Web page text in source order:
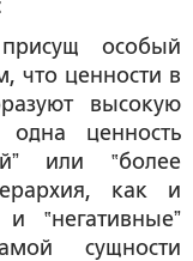
особый
что ценности в
высокую
ценность
или ‟более
как и
‟негативныеˮ
сущности